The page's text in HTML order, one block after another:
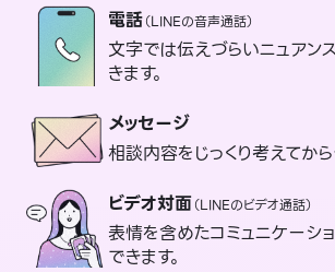
電話（LINEの音声通話）
文字では伝えづらいニュアン
きます。
メッセージ
相談内容をじっくり考えてから
ビデオ対面（LINEのビデオ通話）
表情を含めたコミュニケーシ
できます。